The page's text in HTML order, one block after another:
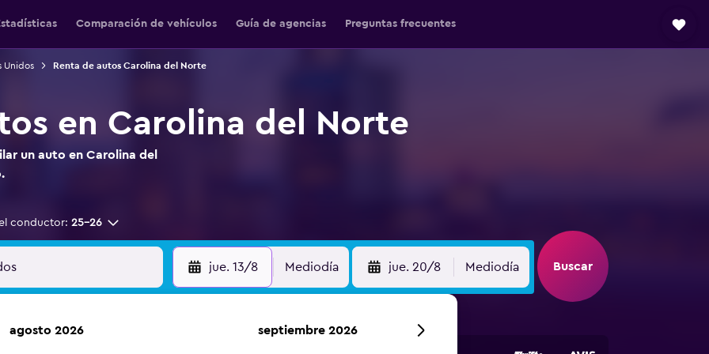
Comparación de vehículos Guía de agencias Preguntas frecuentes
Unidos Renta de autos Carolina del Norte
en Carolina del Norte
un auto en Carolina del
conductor: 25-26
jue. 13/8 Mediodía jue. 20/8 Mediodía Buscar
agosto 2026 septiembre 2026